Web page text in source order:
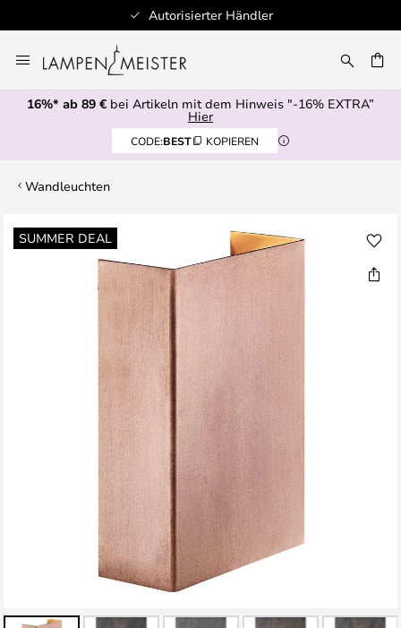
Autorisierter Händler
Inhalt
springen
16%* ab 89 € bei Artikeln mit dem Hinweis "-16% EXTRA”
Hier
CODE:BEST KOPIEREN
Wandleuchten
SUMMER DEAL
Zum
Ende